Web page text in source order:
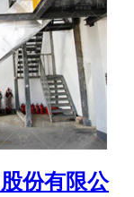
份有限公